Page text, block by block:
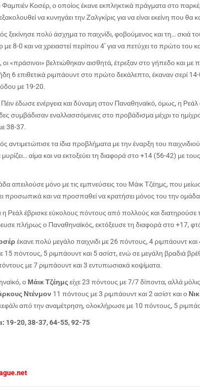
Κοσέρ, ο οποίος έκανε εκπληκτικά πράγματα στο
να κυνηγάει την Ζαλγκίρις για να είναι εκείνη που θα
ξεκίνησε πολύ άσχημα το παιχνίδι, φοβούμενος και τη… σκιά
8-0 και να χρειαστεί περίπου 4’ για να πετύχει το πρώτο του
οι «πράσινοι» βελτιώθηκαν αισθητά, έτρεξαν στο γήπεδο και
6 επιθετικά ριμπάουντ στο πρώτο δεκάλεπτο, έκαναν σερί
με 19-20.
έδωσε ενέργεια και δύναμη στον Παναθηναϊκό, όμως, η
συμβάδισαν εναλλασσόμενες στο προβάδισμα μέχρι το
38-37.
αντιμετώπισε τα ίδια προβλήματα με την έναρξη του
αίμα και να εκτοξεύει τη διαφορά στο +14 (56-42) με
απειλούσε μόνο με τις εμπνεύσεις του Μάικ Τζέημς, που
προσωπικά και να προσπαθεί να κρατήσει μόνος του την
η Ρεάλ έβρισκε εύκολους πόντους από πολλούς και
πλήρως ο Παναθηναϊκός, εκτόξευσε τη διαφορά στο +17,
έκανε πολύ μεγάλο παιχνιδι με 26 πόντους, 4 ριμπάουντ και
15 πόντους, 5 ριμπάουντ και 5 ασίστ, ενώ σε μεγάλη βραδιά
με 7 ριμπάουντ και 3 εντυπωσιακά κοψίματα.
ο Μάικ Τζέημςείχε 23 πόντους με 7/7 δίποντα, αλλά
Ντένμον 11 πόντους με 3 ριμπάουντ και 2 ασίστ και ο
από την αναμέτρηση, ολοκλήρωσε με 10 πόντους, 5
19-20, 38-37, 64-55, 92-75